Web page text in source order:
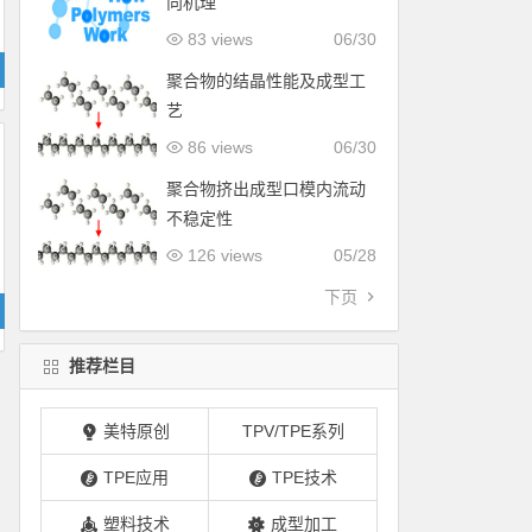
06/30
83 views
聚合物的结晶性能及成型工
艺
06/30
86 views
聚合物挤出成型口模内流动
不稳定性
05/28
126 views
下页
推荐栏目
美特原创 TPV/TPE系列
TPE应用 TPE技术
塑料技术 成型加工